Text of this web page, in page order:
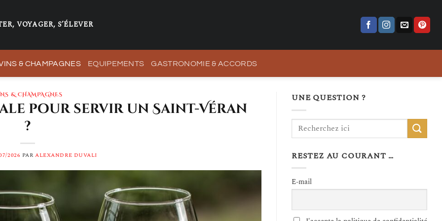
VOYAGER, S’ÉLEVER
& CHAMPAGNES EQUIPEMENTS GASTRONOMIE & ACCORDS
& CHAMPAGNES
pour servir un Saint-Véran
?
2026 PARALEXANDRE DUVALI
UNE QUESTION ?
RESTEZ AU COURANT …
E-mail